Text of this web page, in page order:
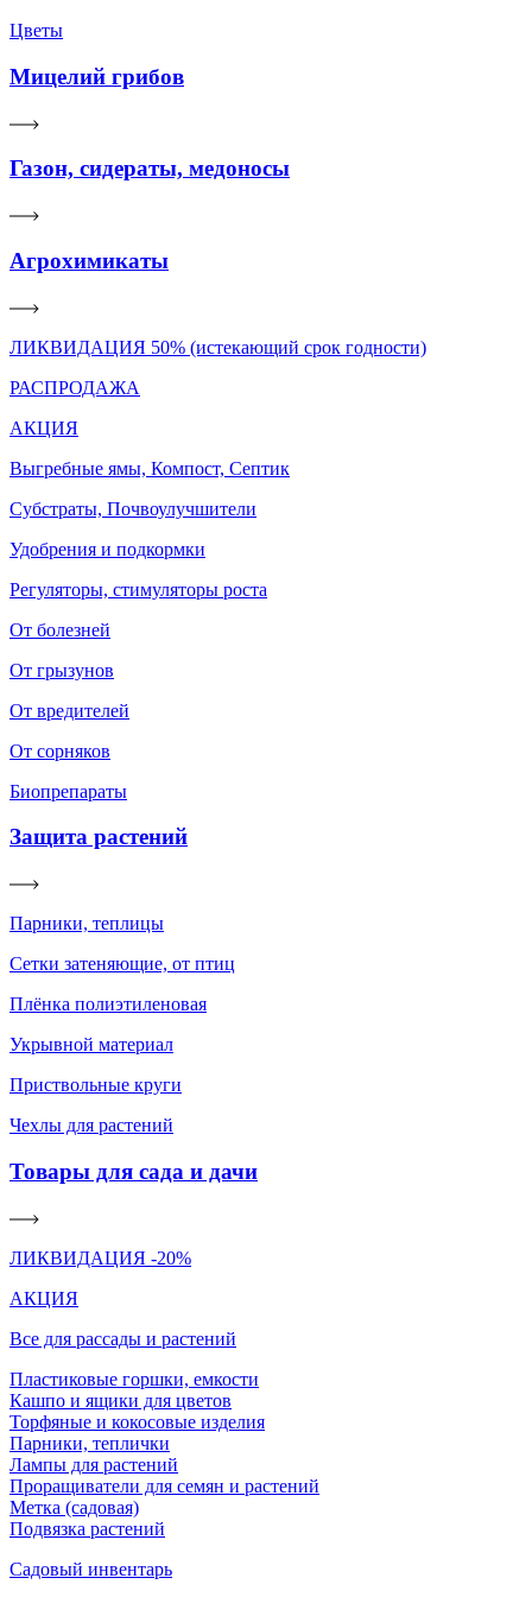
Цветы
Мицелий грибов
Газон, сидераты, медоносы
Агрохимикаты
ЛИКВИДАЦИЯ 50% (истекающий срок годности)
РАСПРОДАЖА
АКЦИЯ
Выгребные ямы, Компост, Септик
Субстраты, Почвоулучшители
Удобрения и подкормки
Регуляторы, стимуляторы роста
От болезней
От грызунов
От вредителей
От сорняков
Биопрепараты
Защита растений
Парники, теплицы
Сетки затеняющие, от птиц
Плёнка полиэтиленовая
Укрывной материал
Приствольные круги
Чехлы для растений
Товары для сада и дачи
ЛИКВИДАЦИЯ -20%
АКЦИЯ
Все для рассады и растений
Пластиковые горшки, емкости
Кашпо и ящики для цветов
Торфяные и кокосовые изделия
Парники, теплички
Лампы для растений
Проращиватели для семян и растений
Метка (садовая)
Подвязка растений
Садовый инвентарь